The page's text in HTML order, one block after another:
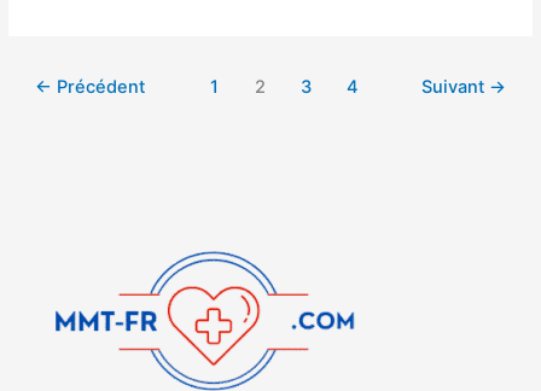
← Précédent 1 2 3 4 Suivant →